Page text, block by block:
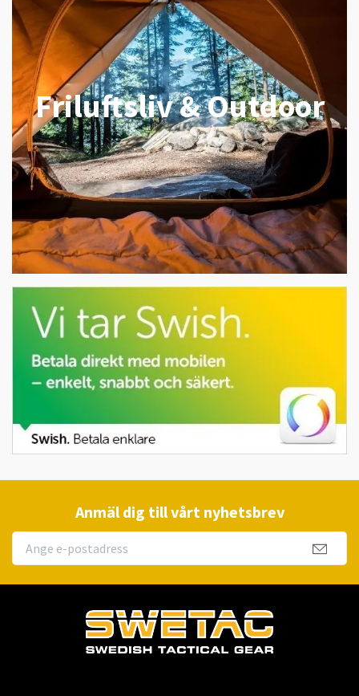
Friluftsliv & Outdoor
Anmäl dig till vårt nyhetsbrev